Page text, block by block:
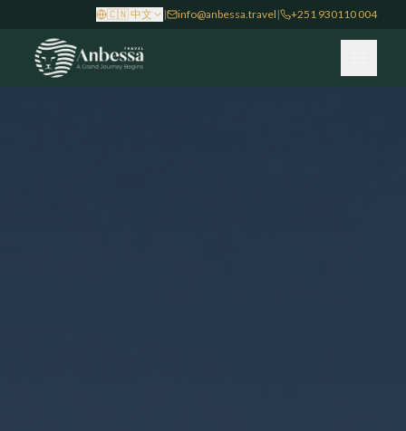
🇨🇳中文 | info@anbessa.travel | +251 930110 004
Leisure Travel hero background